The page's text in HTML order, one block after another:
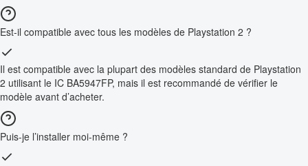
Est-il compatible avec tous les modèles de Playstation 2 ?
Il est compatible avec la plupart des modèles standard de Playstation
2 utilisant le IC BA5947FP, mais il est recommandé de vérifier le
modèle avant d’acheter.
Puis-je l’installer moi-même ?